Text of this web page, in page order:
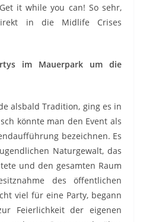
it while you can! So sehr,
in die Midlife Crises
im Mauerpark um die
alsbald Tradition, ging es in
könnte man den Event als
bezeichnen. Es
Naturgewalt, das
und den gesamten Raum
des öffentlichen
viel für eine Party, begann
Feierlichkeit der eigenen